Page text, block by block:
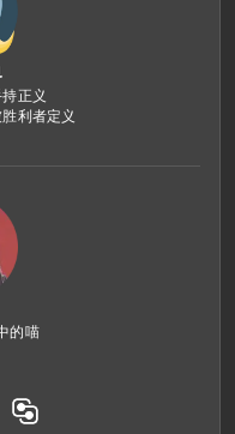
正义
利者定义
的喵